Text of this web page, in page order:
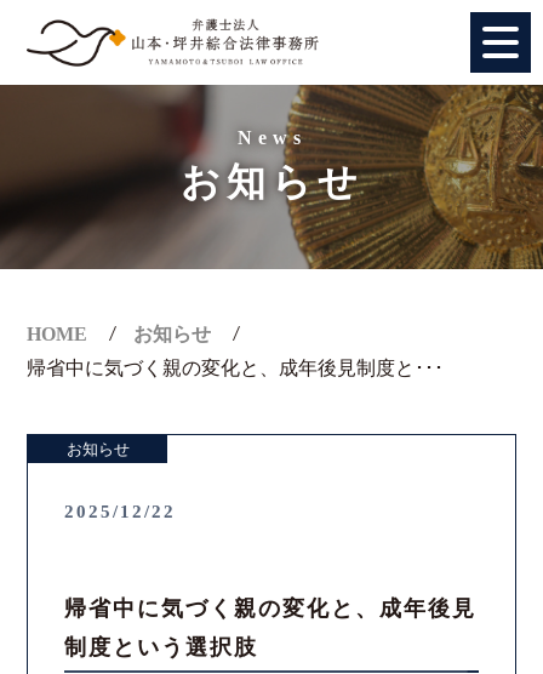
法人のお客様
弁護士紹介
スタッフ紹介
ご相談の流れ
News
お知らせ
HOME
お知らせ
帰省中に気づく親の変化と、成年後見制度と･･･
お知らせ
2025/12/22
帰省中に気づく親の変化と、成年後見
制度という選択肢